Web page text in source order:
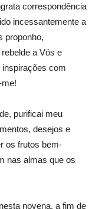
correspondência
incessantemente a
proponho,
a Vós e
inspirações com
purificai meu
desejos e
os frutos bem-
nas almas que os
novena, a fim de